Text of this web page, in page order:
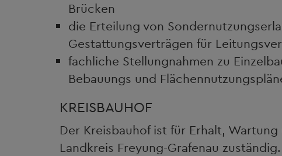
Brücken
die Erteilung von
Gestattungsverträgen für
fachliche Stellungnahmen zu
Bebauungs und
KREISBAUHOF
Der Kreisbauhof ist für Erhalt,
Landkreis Freyung-Grafenau